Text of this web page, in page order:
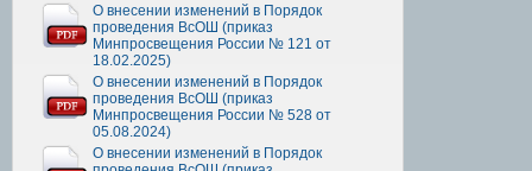
О внесении изменений в Порядок
проведения ВсОШ (приказ
Минпросвещения России № 121 от
18.02.2025)
О внесении изменений в Порядок
проведения ВсОШ (приказ
Минпросвещения России № 528 от
05.08.2024)
О внесении изменений в Порядок